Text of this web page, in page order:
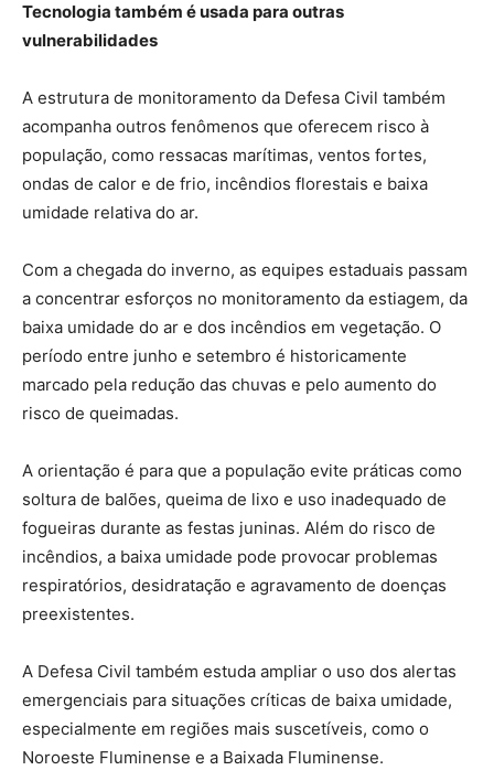
Tecnologia também é usada para outras
vulnerabilidades
A estrutura de monitoramento da Defesa Civil também
acompanha outros fenômenos que oferecem risco à
população, como ressacas marítimas, ventos fortes,
ondas de calor e de frio, incêndios florestais e baixa
umidade relativa do ar.
Com a chegada do inverno, as equipes estaduais passam
a concentrar esforços no monitoramento da estiagem, da
baixa umidade do ar e dos incêndios em vegetação. O
período entre junho e setembro é historicamente
marcado pela redução das chuvas e pelo aumento do
risco de queimadas.
A orientação é para que a população evite práticas como
soltura de balões, queima de lixo e uso inadequado de
fogueiras durante as festas juninas. Além do risco de
incêndios, a baixa umidade pode provocar problemas
respiratórios, desidratação e agravamento de doenças
preexistentes.
A Defesa Civil também estuda ampliar o uso dos alertas
emergenciais para situações críticas de baixa umidade,
especialmente em regiões mais suscetíveis, como o
Noroeste Fluminense e a Baixada Fluminense.